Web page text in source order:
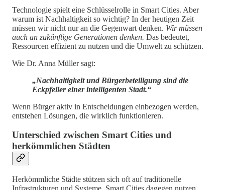
Technologie spielt eine Schlüsselrolle in Smart Cities. Aber
warum ist Nachhaltigkeit so wichtig? In der heutigen Zeit
müssen wir nicht nur an die Gegenwart denken. Wir müssen
auch an zukünftige Generationen denken. Das bedeutet,
Ressourcen effizient zu nutzen und die Umwelt zu schützen.
Wie Dr. Anna Müller sagt:
„Nachhaltigkeit und Bürgerbeteiligung sind die
Eckpfeiler einer intelligenten Stadt.“
Wenn Bürger aktiv in Entscheidungen einbezogen werden,
entstehen Lösungen, die wirklich funktionieren.
Unterschied zwischen Smart Cities und
herkömmlichen Städten
Herkömmliche Städte stützen sich oft auf traditionelle
Infrastrukturen und Systeme. Smart Cities dagegen nutzen